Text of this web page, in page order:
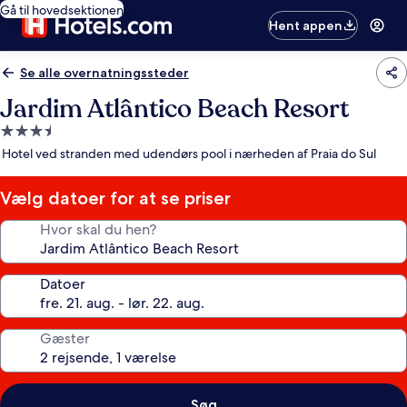
Gå til hovedsektionen
Hent appen
Se alle overnatningssteder
Jardim Atlântico Beach Resort
3.5-
stjernet
Hotel ved stranden med udendørs pool i nærheden af Praia do Sul
Vælg datoer for at se priser
Hvor skal du hen?
Datoer
Gæster